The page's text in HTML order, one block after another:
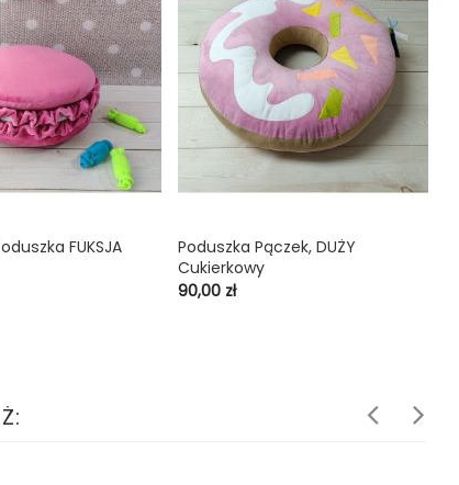
FUKSJA

Poduszka Pączek, DUŻY
Cukierkowy
Cena
90,00 zł
shopping_cart 